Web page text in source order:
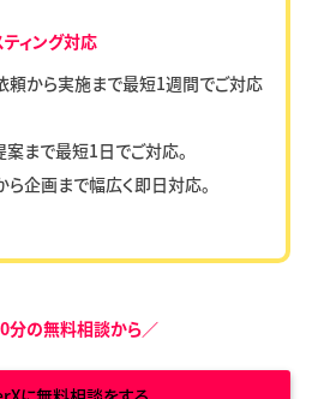
ィング対応
頼から実施まで最短1週間でご対応
まで最短1日でご対応。
ら企画まで幅広く即日対応。
分の無料相談から／